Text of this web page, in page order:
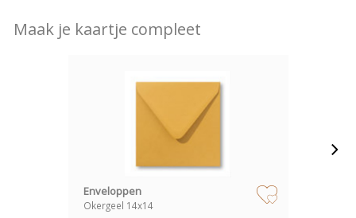
Maak je kaartje compleet
zet op verlanglijstje
Enveloppen
Okergeel 14x14